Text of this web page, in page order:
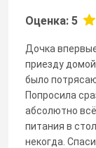
Оценка: 5
Дочка
приезду
было
Попросила
абсолютно
питания в
некогда.